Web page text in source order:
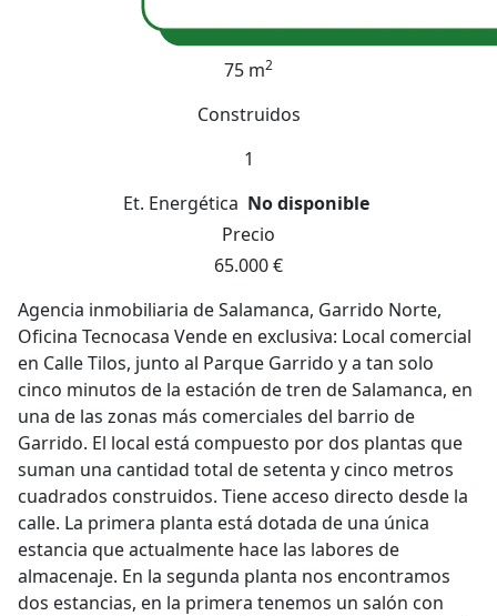
75 m2
Construidos
1
Et. Energética No disponible
Precio
65.000 €
Agencia inmobiliaria de Salamanca, Garrido Norte,
Oficina Tecnocasa Vende en exclusiva: Local comercial
en Calle Tilos, junto al Parque Garrido y a tan solo
cinco minutos de la estación de tren de Salamanca, en
una de las zonas más comerciales del barrio de
Garrido. El local está compuesto por dos plantas que
suman una cantidad total de setenta y cinco metros
cuadrados construidos. Tiene acceso directo desde la
calle. La primera planta está dotada de una única
estancia que actualmente hace las labores de
almacenaje. En la segunda planta nos encontramos
dos estancias, en la primera tenemos un salón con